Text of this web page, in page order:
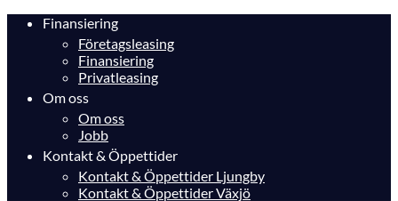
Finansiering
Företagsleasing
Finansiering
Privatleasing
Om oss
Om oss
Jobb
Kontakt & Öppettider
Kontakt & Öppettider Ljungby
Kontakt & Öppettider Växjö